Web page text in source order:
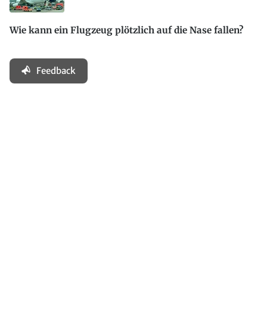
Wie kann ein Flugzeug plötzlich auf die Nase fallen?
Feedback